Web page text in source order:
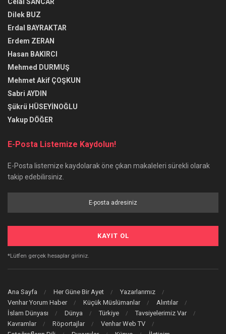
Dilek BUZ
Erdal BAYRAKTAR
Erdem ZERAN
Hasan BAKIRCI
Mehmed DURMUŞ
Mehmet Akif ÇOŞKUN
Sabri AYDIN
Şükrü HÜSEYİNOĞLU
Yakup DÖĞER
E-Posta Listemize Kaydolun!
E-Posta listemize kaydolarak öne çıkan makaleleri sürekli olarak
takip edebilirsiniz.
*Lütfen gerçek hesaplar giriniz.
Ana Sayfa Her Güne Bir Ayet
Yazarlarımız
Venhar Yorum Haber
Küçük Müslümanlar
Alıntılar
İslam Dünyası
Dünya Türkiye
Tavsiyelerimiz Var
Kavramlar
Röportajlar
Venhar Web TV